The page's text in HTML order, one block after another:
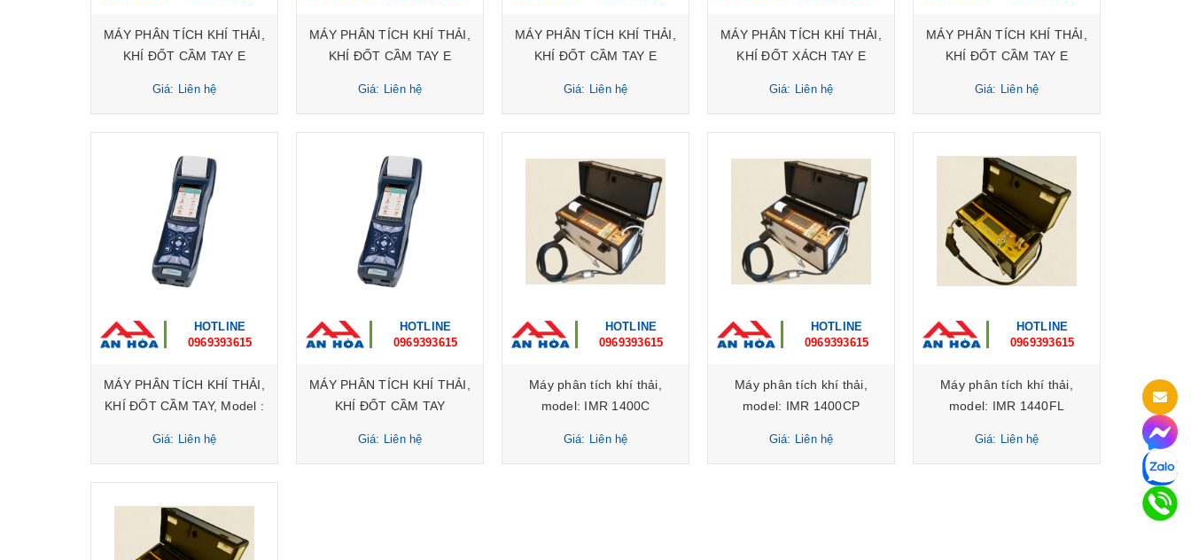
MÁY PHÂN TÍCH KHÍ THẢI,
KHÍ ĐỐT CẦM TAY E
Giá: Liên hệ
MÁY PHÂN TÍCH KHÍ THẢI,
KHÍ ĐỐT CẦM TAY E
Giá: Liên hệ
MÁY PHÂN TÍCH KHÍ THẢI,
KHÍ ĐỐT CẦM TAY E
Giá: Liên hệ
MÁY PHÂN TÍCH KHÍ THẢI,
KHÍ ĐỐT XÁCH TAY E
Giá: Liên hệ
MÁY PHÂN TÍCH KHÍ THẢI,
KHÍ ĐỐT CẦM TAY E
Giá: Liên hệ
HOTLINE
0969393615
MÁY PHÂN TÍCH KHÍ THẢI,
KHÍ ĐỐT CẦM TAY, Model :
Giá: Liên hệ
HOTLINE
0969393615
MÁY PHÂN TÍCH KHÍ THẢI,
KHÍ ĐỐT CẦM TAY
Giá: Liên hệ
HOTLINE
0969393615
Máy phân tích khí thải,
model: IMR 1400C
Giá: Liên hệ
HOTLINE
0969393615
Máy phân tích khí thải,
model: IMR 1400CP
Giá: Liên hệ
HOTLINE
0969393615
Máy phân tích khí thải,
model: IMR 1440FL
Giá: Liên hệ